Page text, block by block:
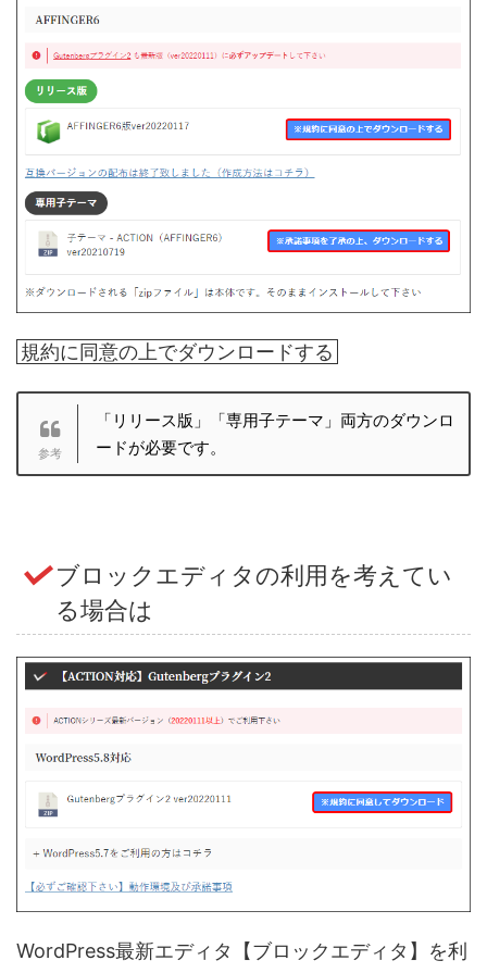
規約に同意の上でダウンロードする
「リリース版」「専用子テーマ」両方のダウンロ
ードが必要です。
ブロックエディタの利用を考えてい
る場合は
WordPress最新エディタ【ブロックエディタ】を利